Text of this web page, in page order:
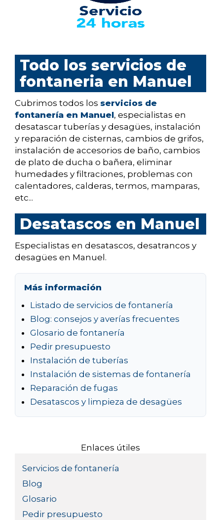
Todo los servicios de
fontaneria en Manuel
Cubrimos todos los servicios de
fontanería en Manuel, especialistas en
desatascar tuberías y desagües, instalación
y reparación de cisternas, cambios de grifos,
instalación de accesorios de baño, cambios
de plato de ducha o bañera, eliminar
humedades y filtraciones, problemas con
calentadores, calderas, termos, mamparas,
etc...
Desatascos en Manuel
Especialistas en desatascos, desatrancos y
desagües en Manuel.
Más información
Listado de servicios de fontanería
Blog: consejos y averías frecuentes
Glosario de fontanería
Pedir presupuesto
Instalación de tuberías
Instalación de sistemas de fontanería
Reparación de fugas
Desatascos y limpieza de desagües
Enlaces útiles
Servicios de fontanería
Blog
Glosario
Pedir presupuesto